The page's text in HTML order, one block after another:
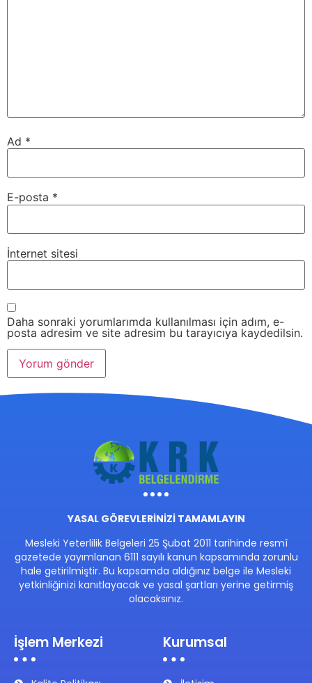
Ad *
E-posta *
İnternet sitesi
Daha sonraki yorumlarımda kullanılması için adım, e-
posta adresim ve site adresim bu tarayıcıya kaydedilsin.
YASAL GÖREVLERİNİZİ TAMAMLAYIN
Mesleki Yeterlilik Belgeleri 25 Şubat 2011 tarihinde resmî
gazetede yayımlanan 6111 sayılı kanun kapsamında zorunlu
hale getirilmiştir. Bu kapsamda aldığınız belge ile Mesleki
yetkinliğinizi kanıtlayacak ve yasal şartları yerine getirmiş
olacaksınız.
İşlem Merkezi Kurumsal